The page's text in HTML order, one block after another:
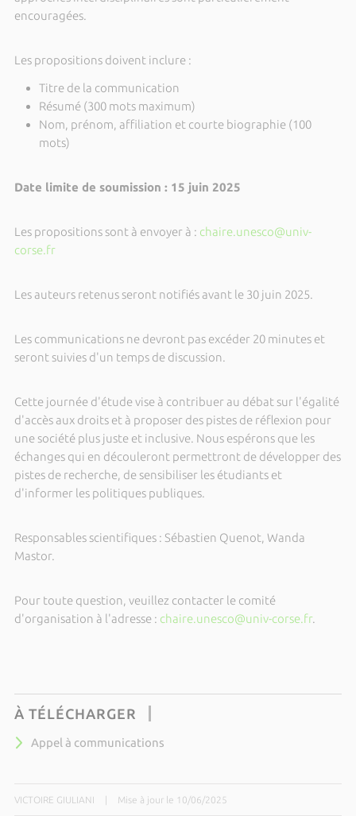
encouragées.
Les propositions doivent inclure :
Titre de la communication
Résumé (300 mots maximum)
Nom, prénom, affiliation et courte biographie (100
mots)
Date limite de soumission : 15 juin 2025
Les propositions sont à envoyer à : chaire.unesco@univ-
corse.fr
Les auteurs retenus seront notifiés avant le 30 juin 2025.
Les communications ne devront pas excéder 20 minutes et
seront suivies d'un temps de discussion.
Cette journée d'étude vise à contribuer au débat sur l'égalité
d'accès aux droits et à proposer des pistes de réflexion pour
une société plus juste et inclusive. Nous espérons que les
échanges qui en découleront permettront de développer des
pistes de recherche, de sensibiliser les étudiants et
d'informer les politiques publiques.
Responsables scientifiques : Sébastien Quenot, Wanda
Mastor.
Pour toute question, veuillez contacter le comité
d'organisation à l'adresse : chaire.unesco@univ-corse.fr.
À TÉLÉCHARGER
Appel à communications
VICTOIRE GIULIANI Mise à jour le 10/06/2025